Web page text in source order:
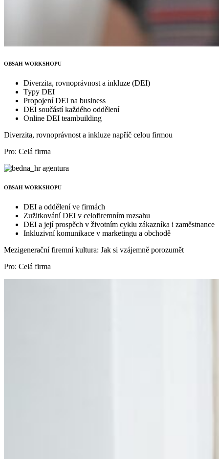
OBSAH WORKSHOPU
Diverzita, rovnoprávnost a inkluze (DEI)
Typy DEI
Propojení DEI na business
DEI součástí každého oddělení
Online DEI teambuilding
Diverzita, rovnoprávnost a inkluze napříč celou firmou
Pro: Celá firma
OBSAH WORKSHOPU
DEI a oddělení ve firmách
Zužitkování DEI v celofiremním rozsahu
DEI a její prospěch v životním cyklu zákazníka i zaměstnance
Inkluzivní komunikace v marketingu a obchodě
Mezigenerační firemní kultura: Jak si vzájemně porozumět
Pro: Celá firma